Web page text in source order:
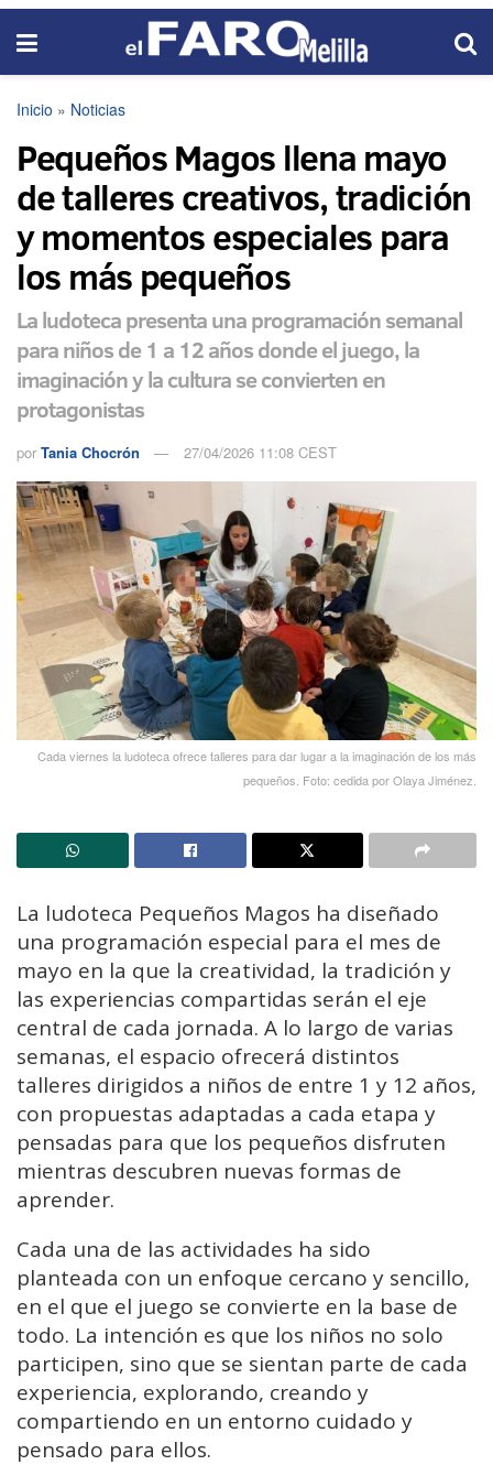
Inicio » Noticias
Pequeños Magos llena mayo
de talleres creativos, tradición
y momentos especiales para
los más pequeños
La ludoteca presenta una programación semanal
para niños de 1 a 12 años donde el juego, la
imaginación y la cultura se convierten en
protagonistas
por Tania Chocrón 27/04/2026 11:08 CEST
Cada viernes la ludoteca ofrece talleres para dar lugar a la imaginación de los más
pequeños. Foto: cedida por Olaya Jiménez.
La ludoteca Pequeños Magos ha diseñado
una programación especial para el mes de
mayo en la que la creatividad, la tradición y
las experiencias compartidas serán el eje
central de cada jornada. A lo largo de varias
semanas, el espacio ofrecerá distintos
talleres dirigidos a niños de entre 1 y 12 años,
con propuestas adaptadas a cada etapa y
pensadas para que los pequeños disfruten
mientras descubren nuevas formas de
aprender.
Cada una de las actividades ha sido
planteada con un enfoque cercano y sencillo,
en el que el juego se convierte en la base de
todo. La intención es que los niños no solo
participen, sino que se sientan parte de cada
experiencia, explorando, creando y
compartiendo en un entorno cuidado y
pensado para ellos.